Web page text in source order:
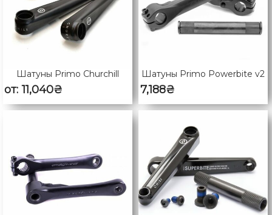
Шатуны Primo Churchill
от: 11,040₴
Шатуны Primo Powerbite v2
7,188₴